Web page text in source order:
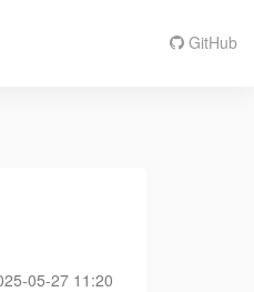
GitHub
05-27 11:20